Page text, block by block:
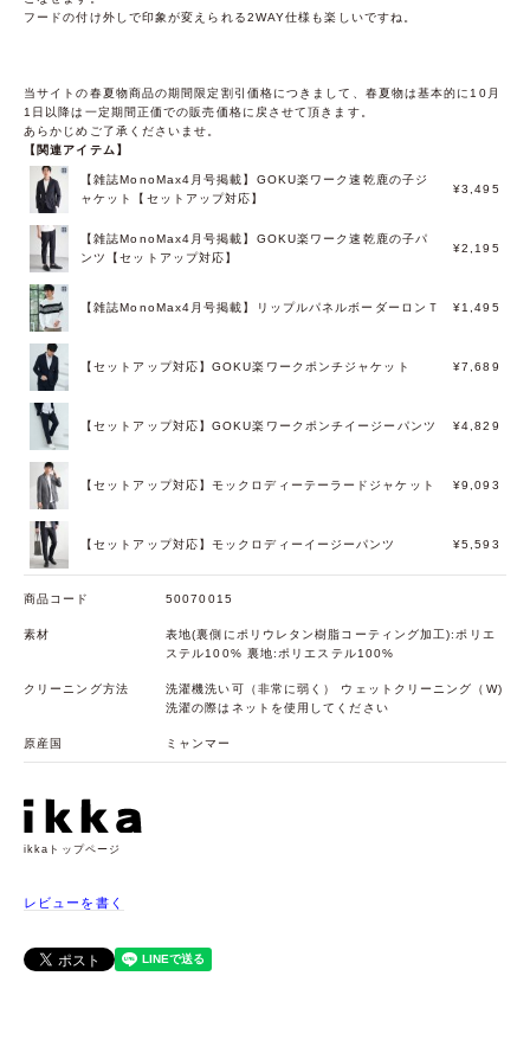
フードの付け外しで印象が変えられる2WAY仕様も楽しいですね。
当サイトの春夏物商品の期間限定割引価格につきまして、春夏物は基本的に10月
1日以降は一定期間正価での販売価格に戻させて頂きます。
あらかじめご了承くださいませ。
【関連アイテム】
【雑誌MonoMax4月号掲載】GOKU楽ワーク速乾鹿の子ジ
ャケット【セットアップ対応】
¥3,495
【雑誌MonoMax4月号掲載】GOKU楽ワーク速乾鹿の子パ
ンツ【セットアップ対応】
¥2,195
【雑誌MonoMax4月号掲載】リップルパネルボーダーロンＴ ¥1,495
【セットアップ対応】GOKU楽ワークポンチジャケット ¥7,689
【セットアップ対応】GOKU楽ワークポンチイージーパンツ ¥4,829
【セットアップ対応】モックロディーテーラードジャケット ¥9,093
【セットアップ対応】モックロディーイージーパンツ ¥5,593
商品コード 50070015
素材
表地(裏側にポリウレタン樹脂コーティング加工):ポリエ
ステル100% 裏地:ポリエステル100%
クリーニング方法
洗濯機洗い可（非常に弱く） ウェットクリーニング（W)
洗濯の際はネットを使用してください
原産国 ミャンマー
ikkaトップページ
レビューを書く